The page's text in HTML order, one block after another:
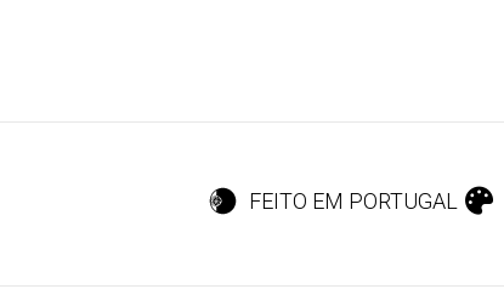
FEITO EM PORTUGAL